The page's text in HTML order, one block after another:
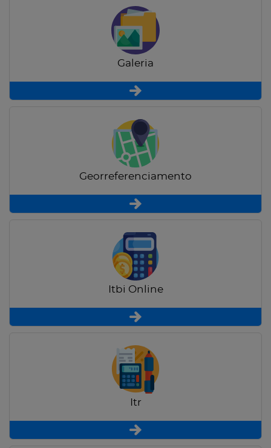
Galeria
Georreferenciamento
Itbi Online
Itr